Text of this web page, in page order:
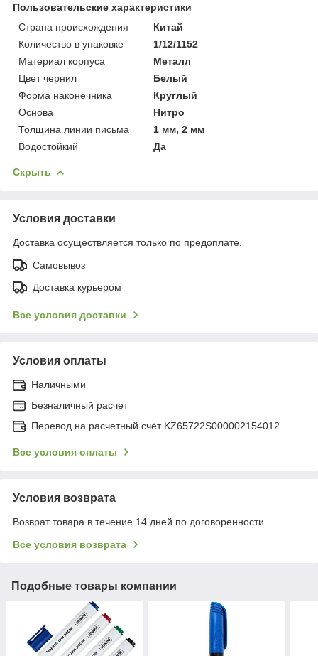
Пользовательские характеристики
Страна происхождения
Китай
Количество в упаковке
1/12/1152
Материал корпуса
Металл
Цвет чернил
Белый
Форма наконечника
Круглый
Основа
Нитро
Толщина линии письма
1 мм, 2 мм
Водостойкий
Да
Скрыть
Условия доставки
Доставка осуществляется только по предоплате.
Самовывоз
Доставка курьером
Все условия доставки
Условия оплаты
Наличными
Безналичный расчет
Перевод на расчетный счёт KZ65722S000002154012
Все условия оплаты
Условия возврата
Возврат товара в течение 14 дней по договоренности
Все условия возврата
Подобные товары компании